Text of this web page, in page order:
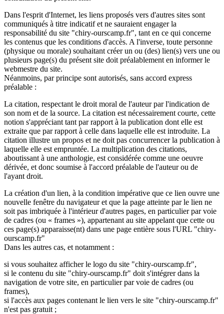
Dans l'esprit d'Internet, les liens proposés vers d'autres sites sont
communiqués à titre indicatif et ne sauraient engager la
responsabilité du site "chiry-ourscamp.fr", tant en ce qui concerne
les contenus que les conditions d'accès. A l'inverse, toute personne
(physique ou morale) souhaitant créer un ou (des) lien(s) vers une ou
plusieurs page(s) du présent site doit préalablement en informer le
webmestre du site.
Néanmoins, par principe sont autorisés, sans accord express
préalable :
La citation, respectant le droit moral de l'auteur par l'indication de
son nom et de la source. La citation est nécessairement courte, cette
notion s'appréciant tant par rapport à la publication dont elle est
extraite que par rapport à celle dans laquelle elle est introduite. La
citation illustre un propos et ne doit pas concurrencer la publication à
laquelle elle est empruntée. La multiplication des citations,
aboutissant à une anthologie, est considérée comme une oeuvre
dérivée, et donc soumise à l'accord préalable de l'auteur ou de
l'ayant droit.
La création d'un lien, à la condition impérative que ce lien ouvre une
nouvelle fenêtre du navigateur et que la page atteinte par le lien ne
soit pas imbriquée à l'intérieur d'autres pages, en particulier par voie
de cadres (ou « frames »), appartenant au site appelant que cette ou
ces page(s) apparaisse(nt) dans une page entière sous l'URL "chiry-
ourscamp.fr"
Dans les autres cas, et notamment :
si vous souhaitez afficher le logo du site "chiry-ourscamp.fr",
si le contenu du site "chiry-ourscamp.fr" doit s'intégrer dans la
navigation de votre site, en particulier par voie de cadres (ou
frames),
si l'accès aux pages contenant le lien vers le site "chiry-ourscamp.fr"
n'est pas gratuit ;